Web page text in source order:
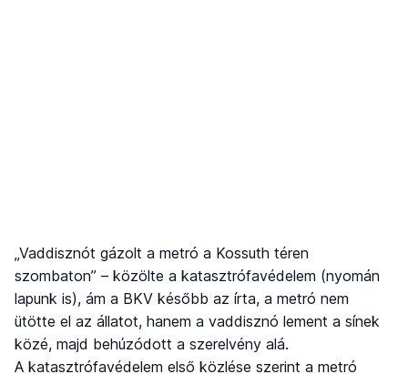
„Vaddisznót gázolt a metró a Kossuth téren
szombaton” – közölte a katasztrófavédelem (nyomán
lapunk is), ám a BKV később az írta, a metró nem
ütötte el az állatot, hanem a vaddisznó lement a sínek
közé, majd behúzódott a szerelvény alá.
A katasztrófavédelem első közlése szerint a metró